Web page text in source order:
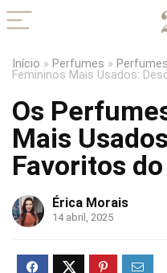
Início » Perfumes »
Femininos Mais Usados:
Os
Mais
Favoritos
Érica Morais
14 abril, 2025